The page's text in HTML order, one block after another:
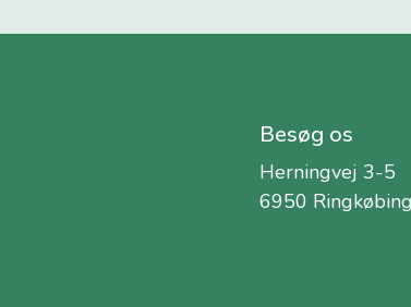
Besøg os
Herningvej 3-5
6950 Ringkøbing